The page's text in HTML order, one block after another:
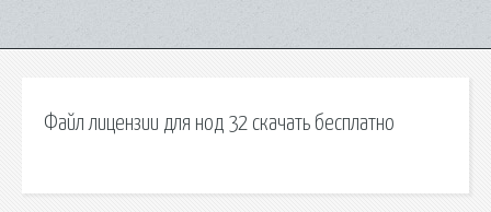
Файл лицензии для нод 32 скачать бесплатно